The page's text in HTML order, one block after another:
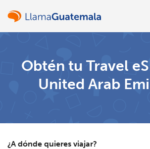
¿Ya tienes una cuenta? Inicia
Obtén tu Travel
United Arab
¿A dónde quieres viajar?